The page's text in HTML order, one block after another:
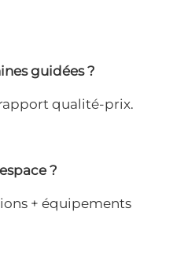
guidées ?
qualité-prix.
?
+ équipements